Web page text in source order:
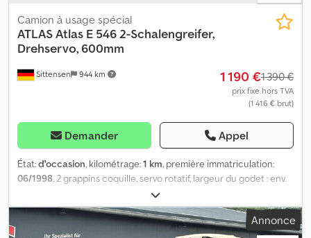
Sittensen 944 km
Camion à usage spécial
ATLASAtlas E 546 2-Schalengreifer,
Drehservo, 600mm
1 190 €1 390 €
prix fixe hors TVA
(1 416 € brut)
Demander Appel
État:d'occasion, kilométrage:1 km, première immatriculation:
06/1998, 2 grappins coquille, servo rotatif, largeur du godet : env.
600 mm, capacité 300 litres, poids 280 kg Djdowkcg Iopfx Abyjck
Annonce